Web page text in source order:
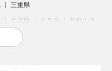
三重県
兵庫県 奈良県 和歌山県
広島県